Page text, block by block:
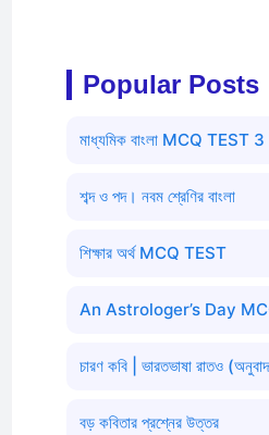
Popular Posts
মাধ্যমিক বাংলা MCQ TEST 3
শব্দ ও পদ। নবম শ্রেণির বাংলা
শিক্ষার অর্থ MCQ TEST
An Astrologer’s Day
চারণ কবি | ভারতভাষা রাতও
বড় কবিতার প্রশ্নের উত্তর